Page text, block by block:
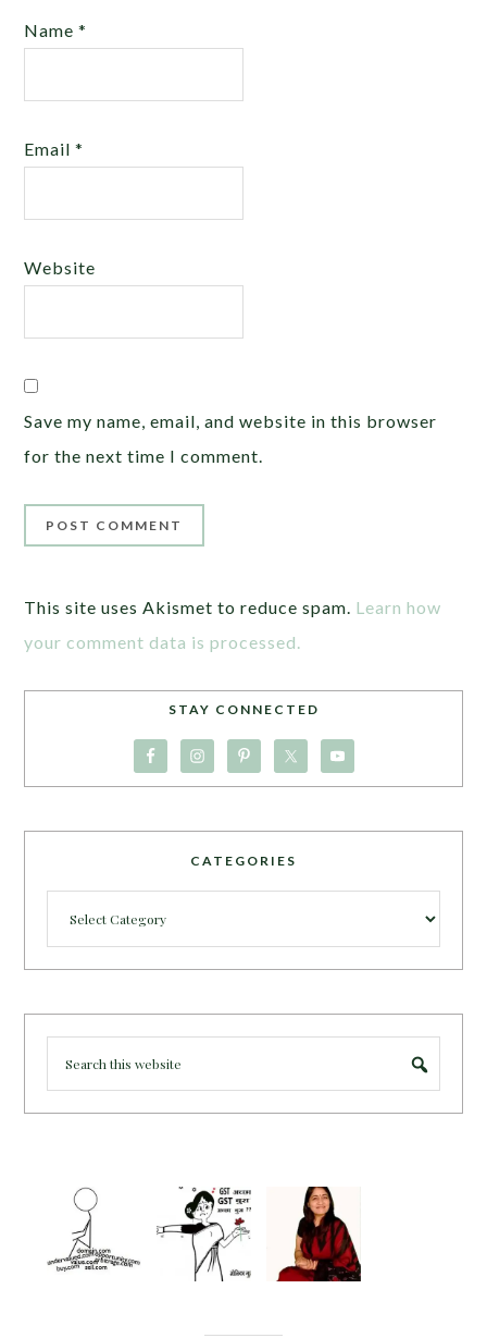
Name*
Email*
Website
Save my name, email, and website in this browser
for the next time I comment.
This site uses Akismet to reduce spam. Learn how
your comment data is processed.
STAY CONNECTED
CATEGORIES